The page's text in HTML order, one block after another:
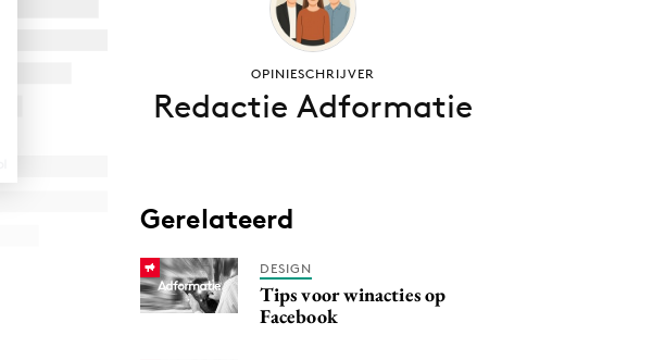
OPINIESCHRIJVER
Redactie Adformatie
Gerelateerd
DESIGN
Tips voor winacties op
Facebook